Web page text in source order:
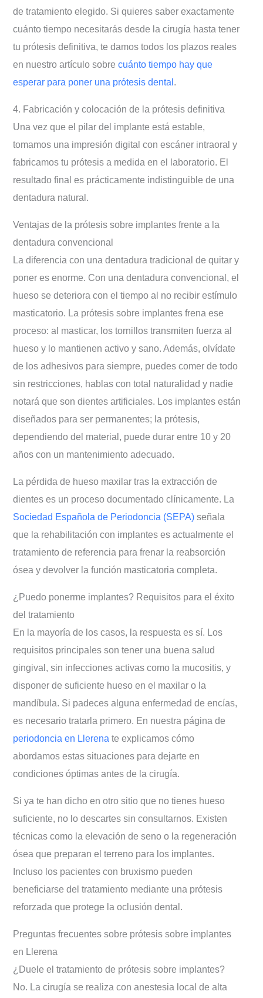
de tratamiento elegido. Si quieres saber exactamente
cuánto tiempo necesitarás desde la cirugía hasta tener
tu prótesis definitiva, te damos todos los plazos reales
en nuestro artículo sobrecuánto tiempo hay que
esperar para poner una prótesis dental.
4. Fabricación y colocación de la prótesis definitiva
Una vez que el pilar del implante está estable,
tomamos una impresión digital con escáner intraoral y
fabricamos tu prótesis a medida en el laboratorio. El
resultado final es prácticamente indistinguible de una
dentadura natural.
Ventajas de la prótesis sobre implantes frente a la
dentadura convencional
La diferencia con una dentadura tradicional de quitar y
poner es enorme. Con una dentadura convencional, el
hueso se deteriora con el tiempo al no recibir estímulo
masticatorio. La prótesis sobre implantes frena ese
proceso: al masticar, los tornillos transmiten fuerza al
hueso y lo mantienen activo y sano. Además, olvídate
de los adhesivos para siempre, puedes comer de todo
sin restricciones, hablas con total naturalidad y nadie
notará que son dientes artificiales. Los implantes están
diseñados para ser permanentes; la prótesis,
dependiendo del material, puede durar entre 10 y 20
años con un mantenimiento adecuado.
La pérdida de hueso maxilar tras la extracción de
dientes es un proceso documentado clínicamente. La
Sociedad Española de Periodoncia (SEPA) señala
que la rehabilitación con implantes es actualmente el
tratamiento de referencia para frenar la reabsorción
ósea y devolver la función masticatoria completa.
¿Puedo ponerme implantes? Requisitos para el éxito
del tratamiento
En la mayoría de los casos, la respuesta es sí. Los
requisitos principales son tener una buena salud
gingival, sin infecciones activas como la mucositis, y
disponer de suficiente hueso en el maxilar o la
mandíbula. Si padeces alguna enfermedad de encías,
es necesario tratarla primero. En nuestra página de
periodoncia en Llerena te explicamos cómo
abordamos estas situaciones para dejarte en
condiciones óptimas antes de la cirugía.
Si ya te han dicho en otro sitio que no tienes hueso
suficiente, no lo descartes sin consultarnos. Existen
técnicas como la elevación de seno o la regeneración
ósea que preparan el terreno para los implantes.
Incluso los pacientes con bruxismo pueden
beneficiarse del tratamiento mediante una prótesis
reforzada que protege la oclusión dental.
Preguntas frecuentes sobre prótesis sobre implantes
en Llerena
¿Duele el tratamiento de prótesis sobre implantes?
No. La cirugía se realiza con anestesia local de alta